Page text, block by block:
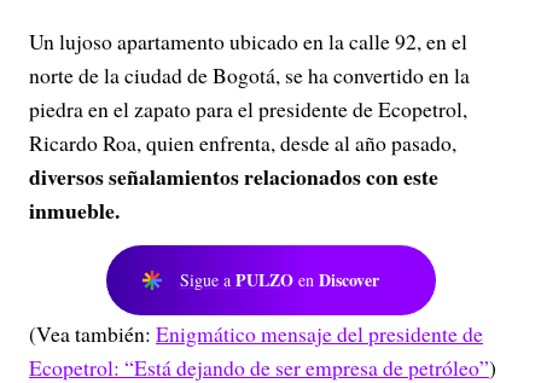
Un lujoso apartamento ubicado en la calle 92, en el
norte de la ciudad de Bogotá, se ha convertido en la
piedra en el zapato para el presidente de Ecopetrol,
Ricardo Roa, quien enfrenta, desde al año pasado,
diversos señalamientos relacionados con este
inmueble.
Sigue a PULZO en Discover
(Vea también: Enigmático mensaje del presidente de
Ecopetrol: “Está dejando de ser empresa de petróleo”)